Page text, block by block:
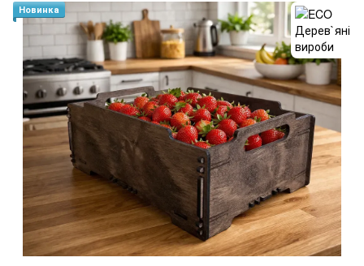
Новинка